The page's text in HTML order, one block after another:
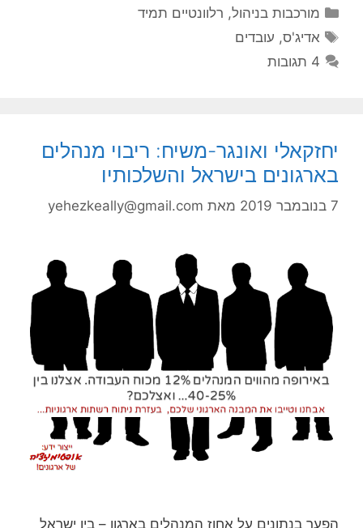
קטגוריות
מורכבות בניהול, רלוונטיים תמיד
תגיות
אדיג'ס, עובדים
4 תגובות
יחזקאלי ואונגר-משיח: ריבוי מנהלים
בארגונים בישראל והשלכותיו
7 בנובמבר 2019 מאת yehezkeally@gmail.com
הפער בנתונים על אחוז המנהלים בארגון – בין ישראל